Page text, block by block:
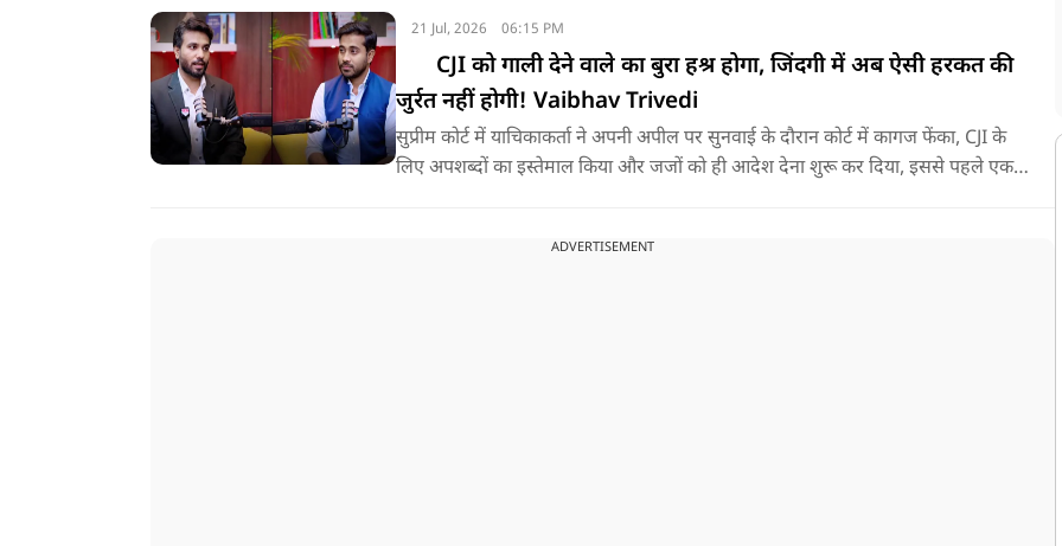
21 Jul, 2026 06:15 PM
CJI को गाली देने वाले का बुरा हश्र होगा, जिंदगी में अब ऐसी हरकत की
जुर्रत नहीं होगी! Vaibhav Trivedi
सुप्रीम कोर्ट में याचिकाकर्ता ने अपनी अपील पर सुनवाई के दौरान कोर्ट में कागज फेंका, CJI के
लिए अपशब्दों का इस्तेमाल किया और जजों को ही आदेश देना शुरू कर दिया, इससे पहले एक
ADVERTISEMENT